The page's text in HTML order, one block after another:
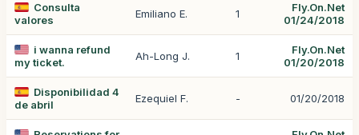
Consulta
valores
Emiliano E. 1
Fly.On.Net
01/24/2018
i wanna refund
my ticket.
Ah-Long J. 1
Fly.On.Net
01/20/2018
Disponibilidad 4
de abril
Ezequiel F. - 01/20/2018